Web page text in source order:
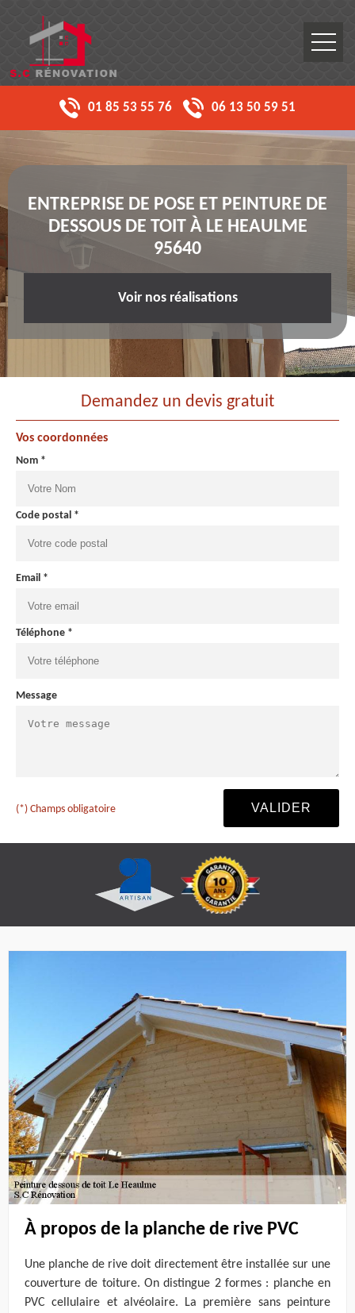
01 85 53 55 76 06 13 50 59 51
ENTREPRISE DE POSE ET PEINTURE DE
DESSOUS DE TOIT À LE HEAULME
95640
Voir nos réalisations
Demandez un devis gratuit
Vos coordonnées
Nom *
Code postal *
Email *
Téléphone *
Message
(*) Champs obligatoire
À propos de la planche de rive PVC
Une planche de rive doit directement être installée sur une
couverture de toiture. On distingue 2 formes : planche en
PVC cellulaire et alvéolaire. La première sans peinture